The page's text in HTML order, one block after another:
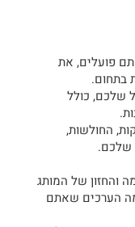
פועלים, את
בתחום.
שלכם, כולל
החולשות,
שלכם.
והחזון של המותג
הערכים שאתם